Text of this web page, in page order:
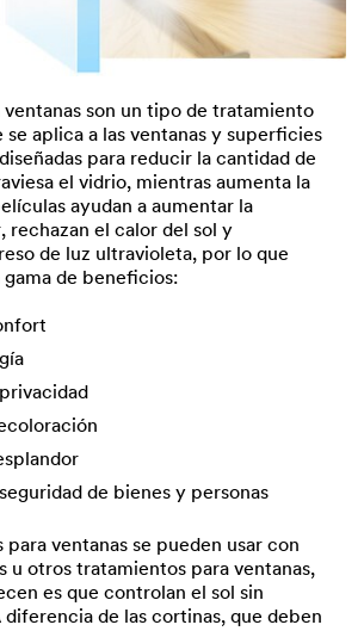
ventanas son un tipo de tratamiento
se aplica a las ventanas y superficies
para reducir la cantidad de
el vidrio, mientras aumenta la
ayudan a aumentar la
rechazan el calor del sol y
de luz ultravioleta, por lo que
de beneficios:
de bienes y personas
para ventanas se pueden usar con
u otros tratamientos para ventanas,
es que controlan el sol sin
de las cortinas, que deben